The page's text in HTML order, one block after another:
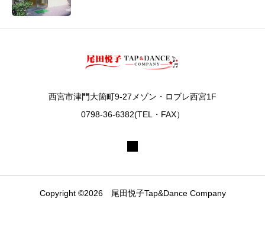
西宮市津門大箇町9-27メゾン・ロブレ西宮1F
0798-36-6382(TEL・FAX）
Copyright ©2026 尾田悦子Tap&Dance Company